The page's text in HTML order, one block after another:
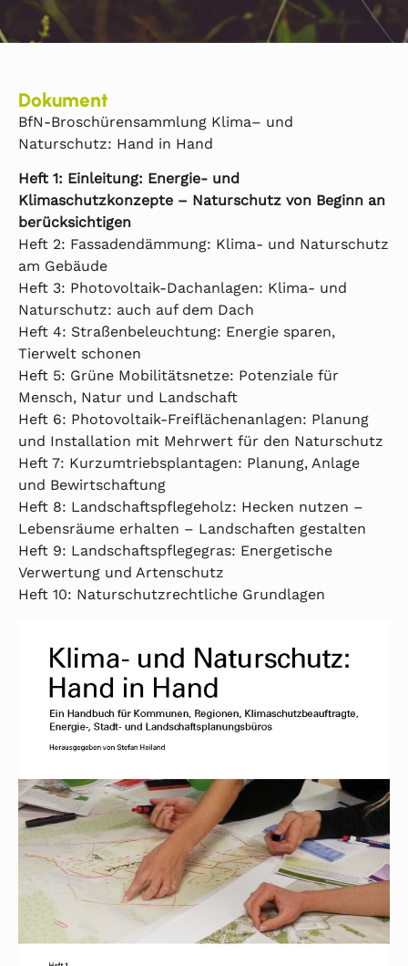
Dokument
BfN-Broschürensammlung Klima– und
Naturschutz: Hand in Hand
Heft 1: Einleitung: Energie- und
Klimaschutzkonzepte – Naturschutz von Beginn an
berücksichtigen
Heft 2: Fassadendämmung: Klima- und Naturschutz
am Gebäude
Heft 3: Photovoltaik-Dachanlagen: Klima- und
Naturschutz: auch auf dem Dach
Heft 4: Straßenbeleuchtung: Energie sparen,
Tierwelt schonen
Heft 5: Grüne Mobilitätsnetze: Potenziale für
Mensch, Natur und Landschaft
Heft 6: Photovoltaik-Freiflächenanlagen: Planung
und Installation mit Mehrwert für den Naturschutz
Heft 7: Kurzumtriebsplantagen: Planung, Anlage
und Bewirtschaftung
Heft 8: Landschaftspflegeholz: Hecken nutzen –
Lebensräume erhalten – Landschaften gestalten
Heft 9: Landschaftspflegegras: Energetische
Verwertung und Artenschutz
Heft 10: Naturschutzrechtliche Grundlagen